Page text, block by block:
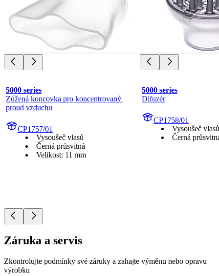
5000 series
Zúžená koncovka pro koncentrovaný
proud vzduchu
CP1757/01
Vysoušeč vlasů
Černá průsvitná
Velikost: 11 mm
5000 series
Difuzér
CP1758/01
Vysoušeč vlasů
Černá
Záruka a servis
Zkontrolujte podmínky své záruky a zahajte výměnu nebo opravu
výrobku